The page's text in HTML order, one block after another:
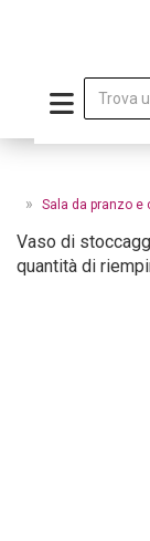
» Sala da pranzo e
Vaso di
quantità di